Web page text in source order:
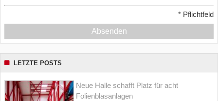
* Pflichtfeld
Absenden
LETZTE POSTS
Neue Halle schafft Platz für acht
Folienblasanlagen